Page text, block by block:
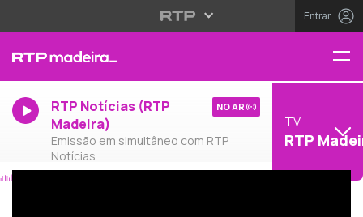
Entrar
RTP Notícias (RTP
Madeira)
Emissão em simultâneo com RTP
Notícias
NO AR
TV
RTP